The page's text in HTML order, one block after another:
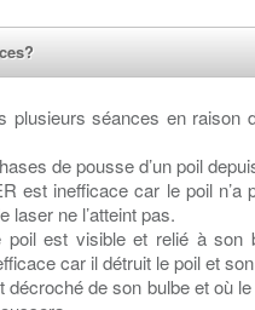
plusieurs séances en
de pousse d’un poil
est inefficace car le poil n’a
laser ne l’atteint pas.
est visible et relié à son
car il détruit le poil et
de son bulbe et où